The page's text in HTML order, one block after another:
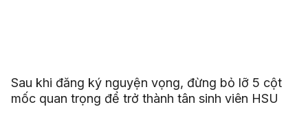
Sau khi đăng ký nguyện vọng, đừng bỏ lỡ 5 cột
mốc quan trọng để trở thành tân sinh viên HSU